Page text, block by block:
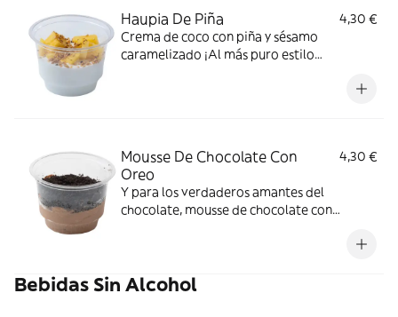
Haupia De Piña
4,30 €
Crema de coco con piña y sésamo
caramelizado ¡Al más puro estilo
Mousse De Chocolate Con
Oreo
4,30 €
Y para los verdaderos amantes del
chocolate, mousse de chocolate con
Bebidas Sin Alcohol